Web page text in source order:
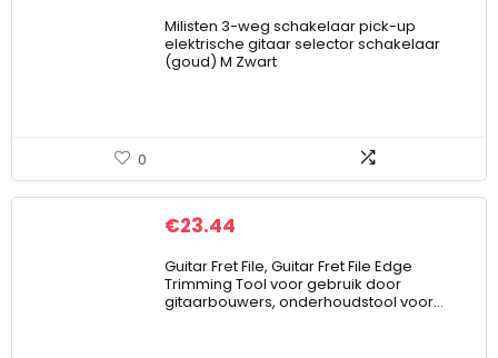
Milisten 3-weg schakelaar pick-up
elektrische gitaar selector schakelaar
(goud) M Zwart
0
€23.44
Guitar Fret File, Guitar Fret File Edge
Trimming Tool voor gebruik door
gitaarbouwers, onderhoudstool voor…